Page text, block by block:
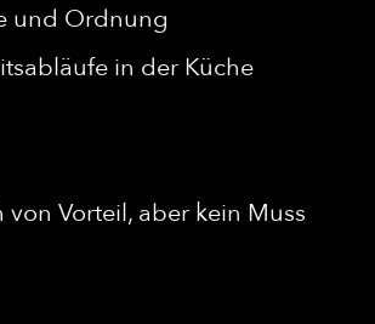
und Ordnung
in der Küche
Vorteil, aber kein Muss